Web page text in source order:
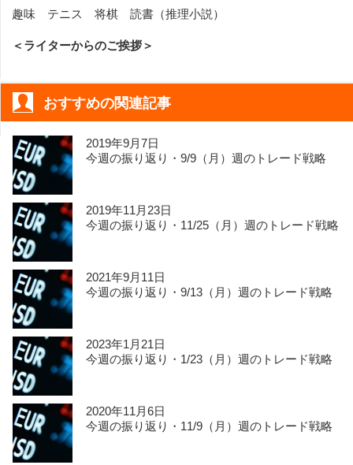
趣味 テニス 将棋 読書（推理小説）
＜ライターからのご挨拶＞
おすすめの関連記事
2019年9月7日
今週の振り返り・9/9（月）週のトレード戦略
2019年11月23日
今週の振り返り・11/25（月）週のトレード戦略
2021年9月11日
今週の振り返り・9/13（月）週のトレード戦略
2023年1月21日
今週の振り返り・1/23（月）週のトレード戦略
2020年11月6日
今週の振り返り・11/9（月）週のトレード戦略